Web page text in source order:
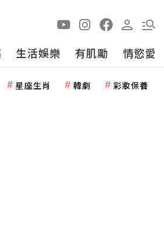
生活娛樂 有肌勵 情慾愛
星座生肖 韓劇 彩妝保養